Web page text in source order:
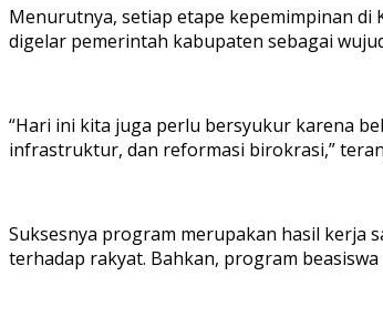
Menurutnya, setiap etape kepemimpinan
digelar pemerintah kabupaten sebagai
“Hari ini kita juga perlu bersyukur karena
infrastruktur, dan reformasi birokrasi,”
Suksesnya program merupakan hasil kerja
terhadap rakyat. Bahkan, program